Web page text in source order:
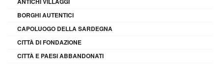
BORGHI AUTENTICI
CAPOLUOGO DELLA SARDEGNA
CITTÀ DI FONDAZIONE
CITTÀ E PAESI ABBANDONATI